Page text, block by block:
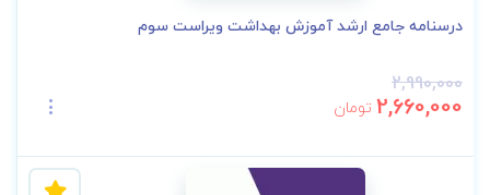
درسنامه جامع ارشد آموزش بهداشت ویراست سوم
2,990,000
2,660,000 تومان